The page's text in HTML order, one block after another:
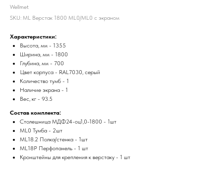
Wellmet
SKU: ML Верстак 1800 ML0/ML0 с экраном
Характеристики:
Высота, мм - 1355
Ширина, мм - 1800
Глубина, мм - 700
Цвет корпуса - RAL7030, серый
Количество тумб - 1
Наличие экрана - 1
Вес, кг - 93.5
Состав комплекта:
Столешница МДФ24-оц1,0-1800 - 1шт
ML0 Тумба - 2шт
ML18.2 Полка/стенка - 1шт
ML18P Перфопанель - 1 шт
Кронштейны для крепления к верстаку - 1 шт